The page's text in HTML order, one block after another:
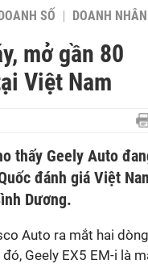
SỐ DOANH NHÂN
mở gần 80
Việt Nam
thấy Geely Auto
đánh giá Việt
Dương.
Auto ra mắt hai
Geely EX5 EM-i là